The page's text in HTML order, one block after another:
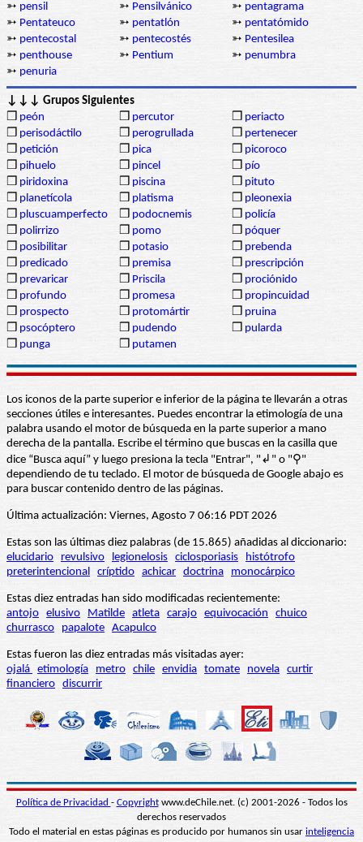
➳ pensil ➳ Pensilvánico ➳ pentagrama
➳ Pentateuco ➳ pentatlón ➳ pentatómido
➳ pentecostal ➳ pentecostés ➳ Pentesilea
➳ penthouse ➳ Pentium ➳ penumbra
➳ penuria
↓↓↓ Grupos Siguientes
❒ peón ❒ percutor ❒ periacto
❒ perisodáctilo ❒ perogrullada ❒ pertenecer
❒ petición ❒ pica ❒ picoroco
❒ pihuelo ❒ pincel ❒ pío
❒ piridoxina ❒ piscina ❒ pituto
❒ planetícola ❒ platisma ❒ pleonexia
❒ pluscuamperfecto ❒ podocnemis ❒ policía
❒ polirrizo ❒ pomo ❒ póquer
❒ posibilitar ❒ potasio ❒ prebenda
❒ predicado ❒ premisa ❒ prescripción
❒ prevaricar ❒ Priscila ❒ prociónido
❒ profundo ❒ promesa ❒ propincuidad
❒ prospecto ❒ protomártir ❒ pruina
❒ psocóptero ❒ pudendo ❒ pularda
❒ punga ❒ putamen
Los iconos de la parte superior e inferior de la página te llevarán a otras
secciones útiles e interesantes. Puedes encontrar la etimología de una
palabra usando el motor de búsqueda en la parte superior a mano
derecha de la pantalla. Escribe el término que buscas en la casilla que
dice “Busca aquí” y luego presiona la tecla "Entrar", "↲" o "⚲"
dependiendo de tu teclado. El motor de búsqueda de Google abajo es
para buscar contenido dentro de las páginas.
Última actualización: Viernes, Agosto 7 06:16 PDT 2026
Estas son las últimas diez palabras (de 15.865) añadidas al diccionario:
elucidario
revulsivo legionelosis ciclosporiasis
histótrofo
preterintencional críptido achicar doctrina monocárpico
Estas diez entradas han sido modificadas recientemente:
antojo elusivo Matilde atleta carajo equivocación
chuico
churrasco
papalote Acapulco
Estas fueron las diez entradas más visitadas ayer:
ojalá etimología metro chile envidia tomate novela curtir
financiero discurrir
Política de Privacidad - Copyrightwww.deChile.net. (c) 2001-2026 - Todos los
derechos reservados
Todo el material en estas páginas es producido por humanos sin usar inteligencia